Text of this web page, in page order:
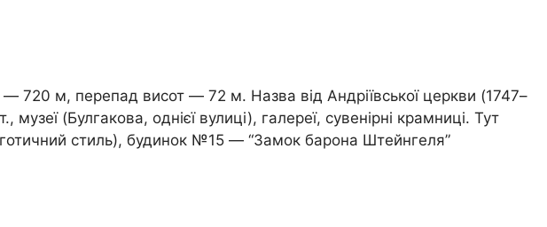
720 м, перепад висот — 72 м. Назва від Андріївської церкви (1747–
(Булгакова, однієї вулиці), галереї, сувенірні крамниці. Тут
стиль), будинок №15 — “Замок барона Штейнгеля”